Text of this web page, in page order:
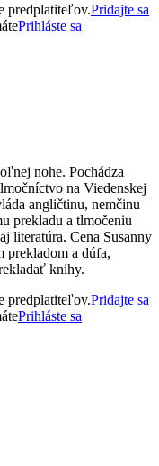
predplatiteľov.Pridajte sa
Prihláste sa
nohe. Pochádza
na Viedenskej
angličtinu, nemčinu
prekladu a tlmočeniu
literatúra. Cena Susanny
prekladom a dúfa,
knihy.
predplatiteľov.Pridajte sa
Prihláste sa